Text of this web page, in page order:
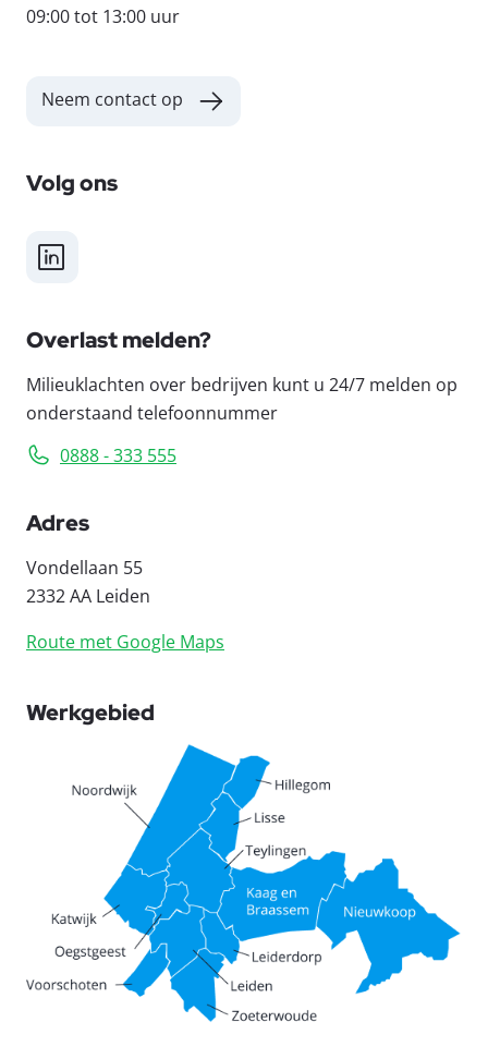
09:00 tot 13:00 uur
Neem contact op
Volg ons
LinkedIn
Overlast melden?
Milieuklachten over bedrijven kunt u 24/7 melden op
onderstaand telefoonnummer
0888 - 333 555
Adres
Vondellaan 55
2332 AA Leiden
Route met Google Maps
Werkgebied